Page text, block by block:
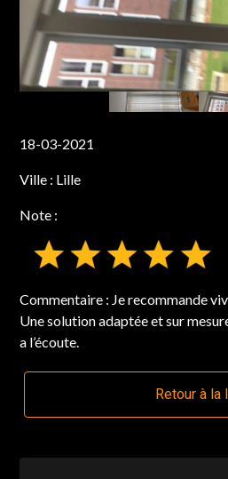
18-03-2021
Ville : Lille
Note :
Commentaire : Je recommande
Une solution adaptée et sur
a l’écoute.
Retour à la